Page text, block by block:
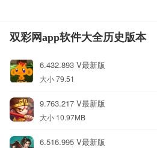
双彩网app软件大全历史版本
6.432.893 V最新版
大小 79.51
9.763.217 V最新版
大小 10.97MB
6.516.995 V最新版